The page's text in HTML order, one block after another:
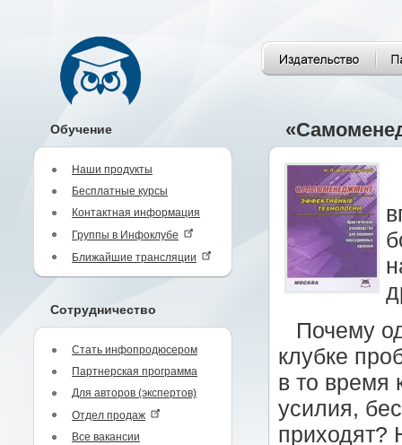
Обучение
Наши продукты
Бесплатные курсы
Контактная информация
Группы в Инфоклубе
Ближайшие трансляции
Сотрудничество
Стать инфопродюсером
Партнерская программа
Для авторов (экспертов)
Отдел продаж
Все вакансии
Почему
клубке
в то время
усилия,
приходят?